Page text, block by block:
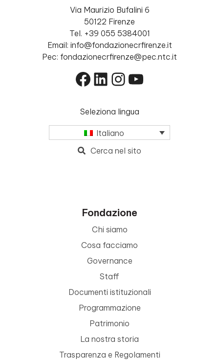
Via Maurizio Bufalini 6
50122 Firenze
Tel. +39 055 5384001
Email: info@fondazionecrfirenze.it
Pec: fondazionecrfirenze@pec.ntc.it
Facebook
LinkedIn
Instagram
YouTube
Seleziona lingua
Italiano
Cerca nel sito
Fondazione
Chi siamo
Cosa facciamo
Governance
Staff
Documenti istituzionali
Programmazione
Patrimonio
La nostra storia
Trasparenza e Regolamenti